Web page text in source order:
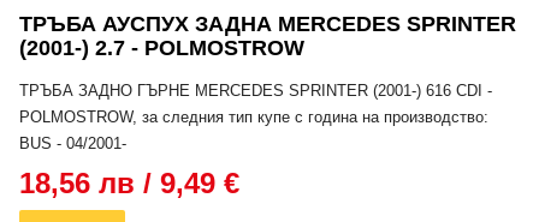
ТРЪБА АУСПУХ ЗАДНА MERCEDES SPRINTER
(2001-) 2.7 - POLMOSTROW
ТРЪБА ЗАДНО ГЪРНЕ MERCEDES SPRINTER (2001-) 616 CDI -
POLMOSTROW, за следния тип купе с година на производство:
BUS - 04/2001-
18,56 лв / 9,49 €